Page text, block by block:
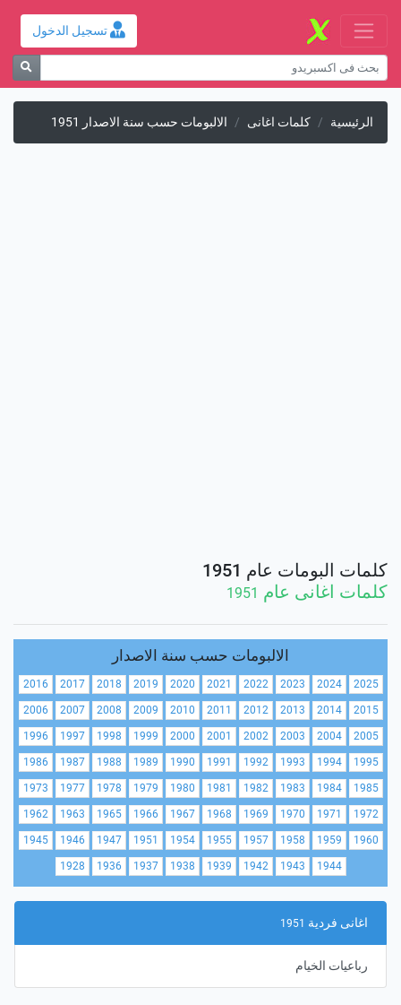
تسجيل الدخول
الرئيسية كلمات اغانى الالبومات حسب سنة الاصدار 1951
كلمات البومات عام 1951
كلمات اغانى عام 1951
الالبومات حسب سنة الاصدار
2025
2024
2023
2022
2021
2020
2019
2018
2017
2016
2015
2014
2013
2012
2011
2010
2009
2008
2007
2006
2005
2004
2003
2002
2001
2000
1999
1998
1997
1996
1995
1994
1993
1992
1991
1990
1989
1988
1987
1986
1985
1984
1983
1982
1981
1980
1979
1978
1977
1973
1972
1971
1970
1969
1968
1967
1966
1965
1963
1962
1960
1959
1958
1957
1955
1954
1951
1947
1946
1945
1944
1943
1942
1939
1938
1937
1936
1928
اغانى فردية 1951
رباعيات الخيام